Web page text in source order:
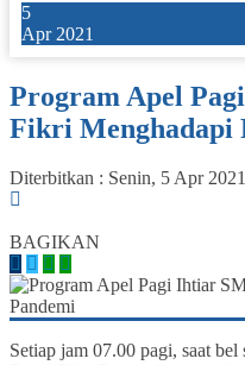
5
Apr 2021
Program Apel
Fikri Menghadapi
Diterbitkan : Senin, 5 Apr 2021
BAGIKAN
Setiap jam 07.00 pagi, saat